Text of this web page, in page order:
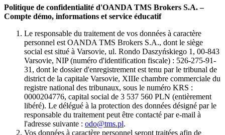
Politique de confidentialité d'OANDA TMS Brokers S.A. –
Compte démo, informations et service éducatif
Le responsable du traitement de vos données à caractère
personnel est OANDA TMS Brokers S.A., dont le siège
social est situé à Varsovie, ul. Rondo Daszyńskiego 1, 00-843
Varsovie, NIP (numéro d'identification fiscale) : 526-275-91-
31, dont le dossier d'enregistrement est tenu par le tribunal de
district de la capitale Varsovie, XIIIe chambre commerciale du
registre national des tribunaux, sous le numéro KRS :
0000204776, capital social de 3 537 560 PLN (entièrement
libéré). Le délégué à la protection des données désigné par le
responsable du traitement peut être contacté par e-mail à
l'adresse suivante : odo@tms.pl.
Vos données à caractère personnel seront traitées afin de